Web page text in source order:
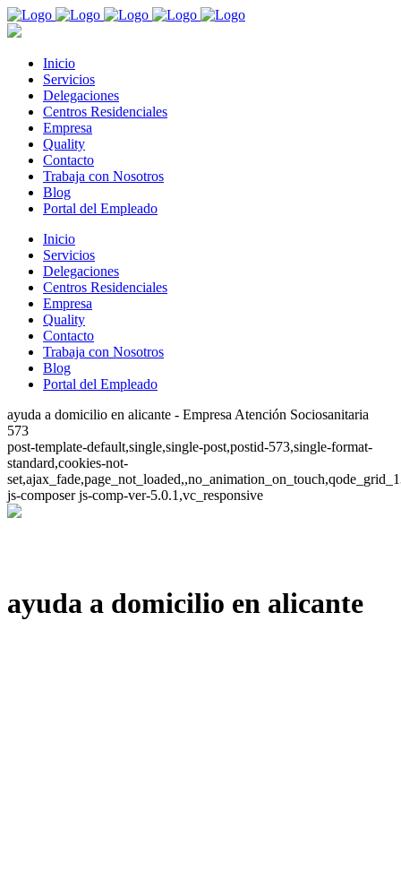
Inicio
Servicios
Delegaciones
Centros Residenciales
Empresa
Quality
Contacto
Trabaja con Nosotros
Blog
Portal del Empleado
Inicio
Servicios
Delegaciones
Centros Residenciales
Empresa
Quality
Contacto
Trabaja con Nosotros
Blog
Portal del Empleado
ayuda a domicilio en alicante - Empresa Atención Sociosanitaria
573
post-template-default,single,single-post,postid-573,single-format-
standard,cookies-not-
js-composer js-comp-ver-5.0.1,vc_responsive
ayuda a domicilio en alicante